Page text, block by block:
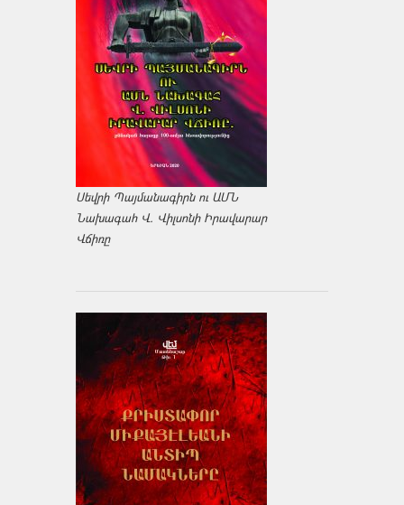
Սեվրի Պայմանագիրն ու ԱՄՆ
Նախագահ Վ. Վիլսոնի Իրավարար
Վճիռը